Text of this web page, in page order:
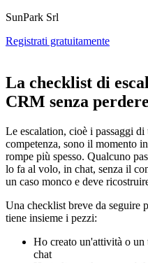
SunPark Srl
Registrati gratuitamente
La checklist di
CRM senza
Le escalation, cioè i passaggi
competenza, sono il momento
rompe più spesso. Qualcuno
lo fa al volo, in chat, senza il
un caso monco e deve
Una checklist breve da seguire
tiene insieme i pezzi:
Ho creato un'attività o
chat